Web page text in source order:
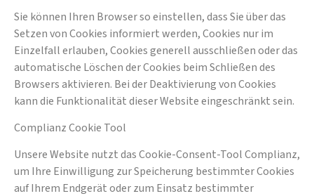
Sie können Ihren Browser so einstellen, dass Sie über das
Setzen von Cookies informiert werden, Cookies nur im
Einzelfall erlauben, Cookies generell ausschließen oder das
automatische Löschen der Cookies beim Schließen des
Browsers aktivieren. Bei der Deaktivierung von Cookies
kann die Funktionalität dieser Website eingeschränkt sein.
Complianz Cookie Tool
Unsere Website nutzt das Cookie-Consent-Tool Complianz,
um Ihre Einwilligung zur Speicherung bestimmter Cookies
auf Ihrem Endgerät oder zum Einsatz bestimmter